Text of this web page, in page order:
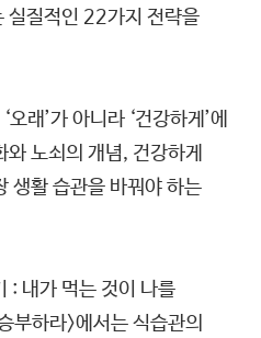
실질적인 22가지 전략을
래’가 아니라 ‘건강하게’에
노쇠의 개념, 건강하게
생활 습관을 바꿔야 하는
: 내가 먹는 것이 나를
부하라>에서는 식습관의